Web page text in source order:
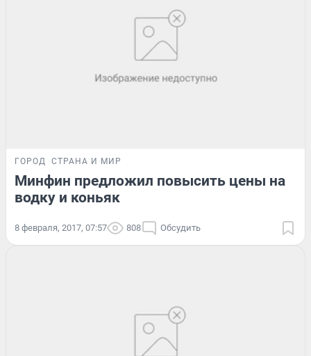
ГОРОД СТРАНА И МИР
Минфин предложил повысить цены на
водку и коньяк
8 февраля, 2017, 07:57 808 Обсудить